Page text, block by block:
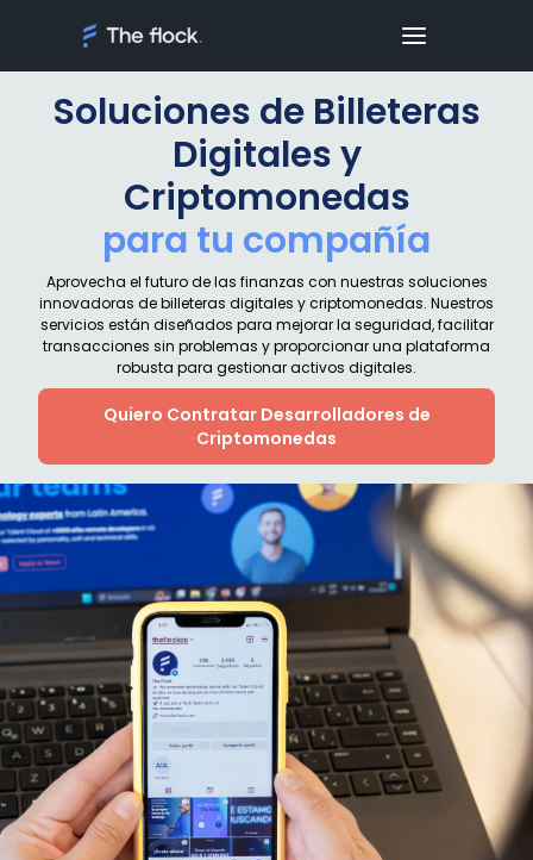
Soluciones de Billeteras
Digitales y
Criptomonedas
para tu compañía
Aprovecha el futuro de las finanzas con nuestras soluciones
innovadoras de billeteras digitales y criptomonedas. Nuestros
servicios están diseñados para mejorar la seguridad, facilitar
transacciones sin problemas y proporcionar una plataforma
robusta para gestionar activos digitales.
Quiero Contratar Desarrolladores de
Criptomonedas